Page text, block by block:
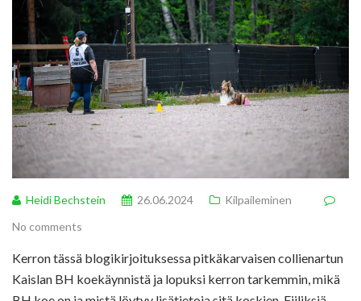
Heidi Bechstein 26.06.2024
Kilpaileminen
No comments
Kerron tässä blogikirjoituksessa pitkäkarvaisen collienartun
Kaislan BH koekäynnistä ja lopuksi kerron tarkemmin, mikä